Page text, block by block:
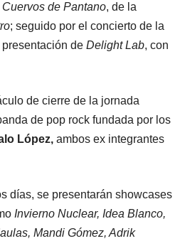
Cuervos de Pantano, de la
; seguido por el concierto de la
presentación de Delight Lab, con
de cierre de la jornada
de pop rock fundada por los
López, ambos ex integrantes
días, se presentarán showcases
Invierno Nuclear, Idea Blanco,
Mandi Gómez, Adrik